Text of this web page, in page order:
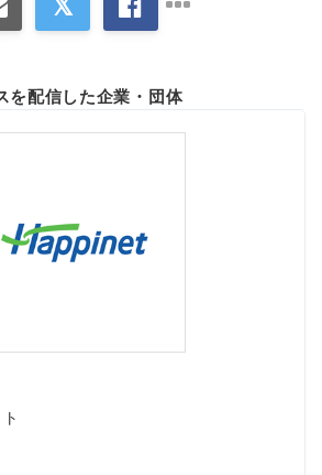
を配信した企業・団体